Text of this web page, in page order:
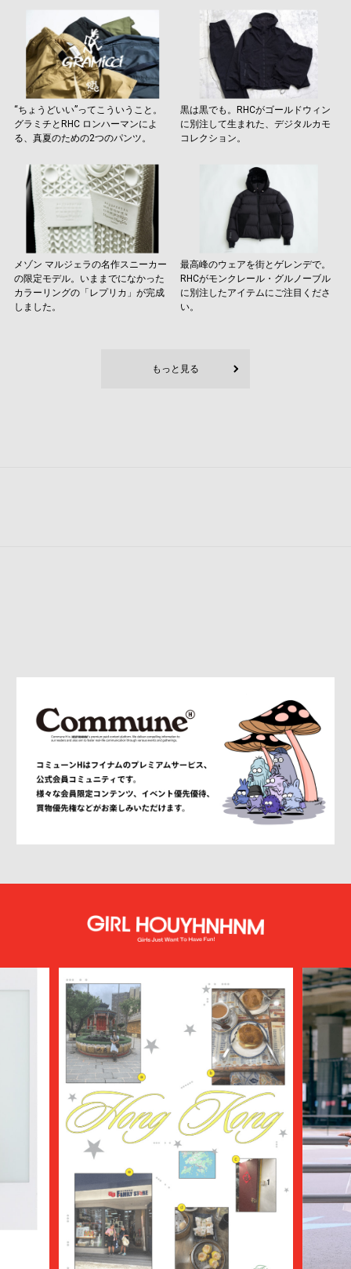
“ちょうどいい”ってこういうこと。
グラミチとRHC ロンハーマンによ
る、真夏のための2つのパンツ。
黒は黒でも。RHCがゴールドウィン
に別注して生まれた、デジタルカモ
コレクション。
メゾン マルジェラの名作スニーカー
の限定モデル。いままでになかった
カラーリングの「レプリカ」が完成
しました。
最高峰のウェアを街とゲレンデで。
RHCがモンクレール・グルノーブル
に別注したアイテムにご注目くださ
い。
もっと見る